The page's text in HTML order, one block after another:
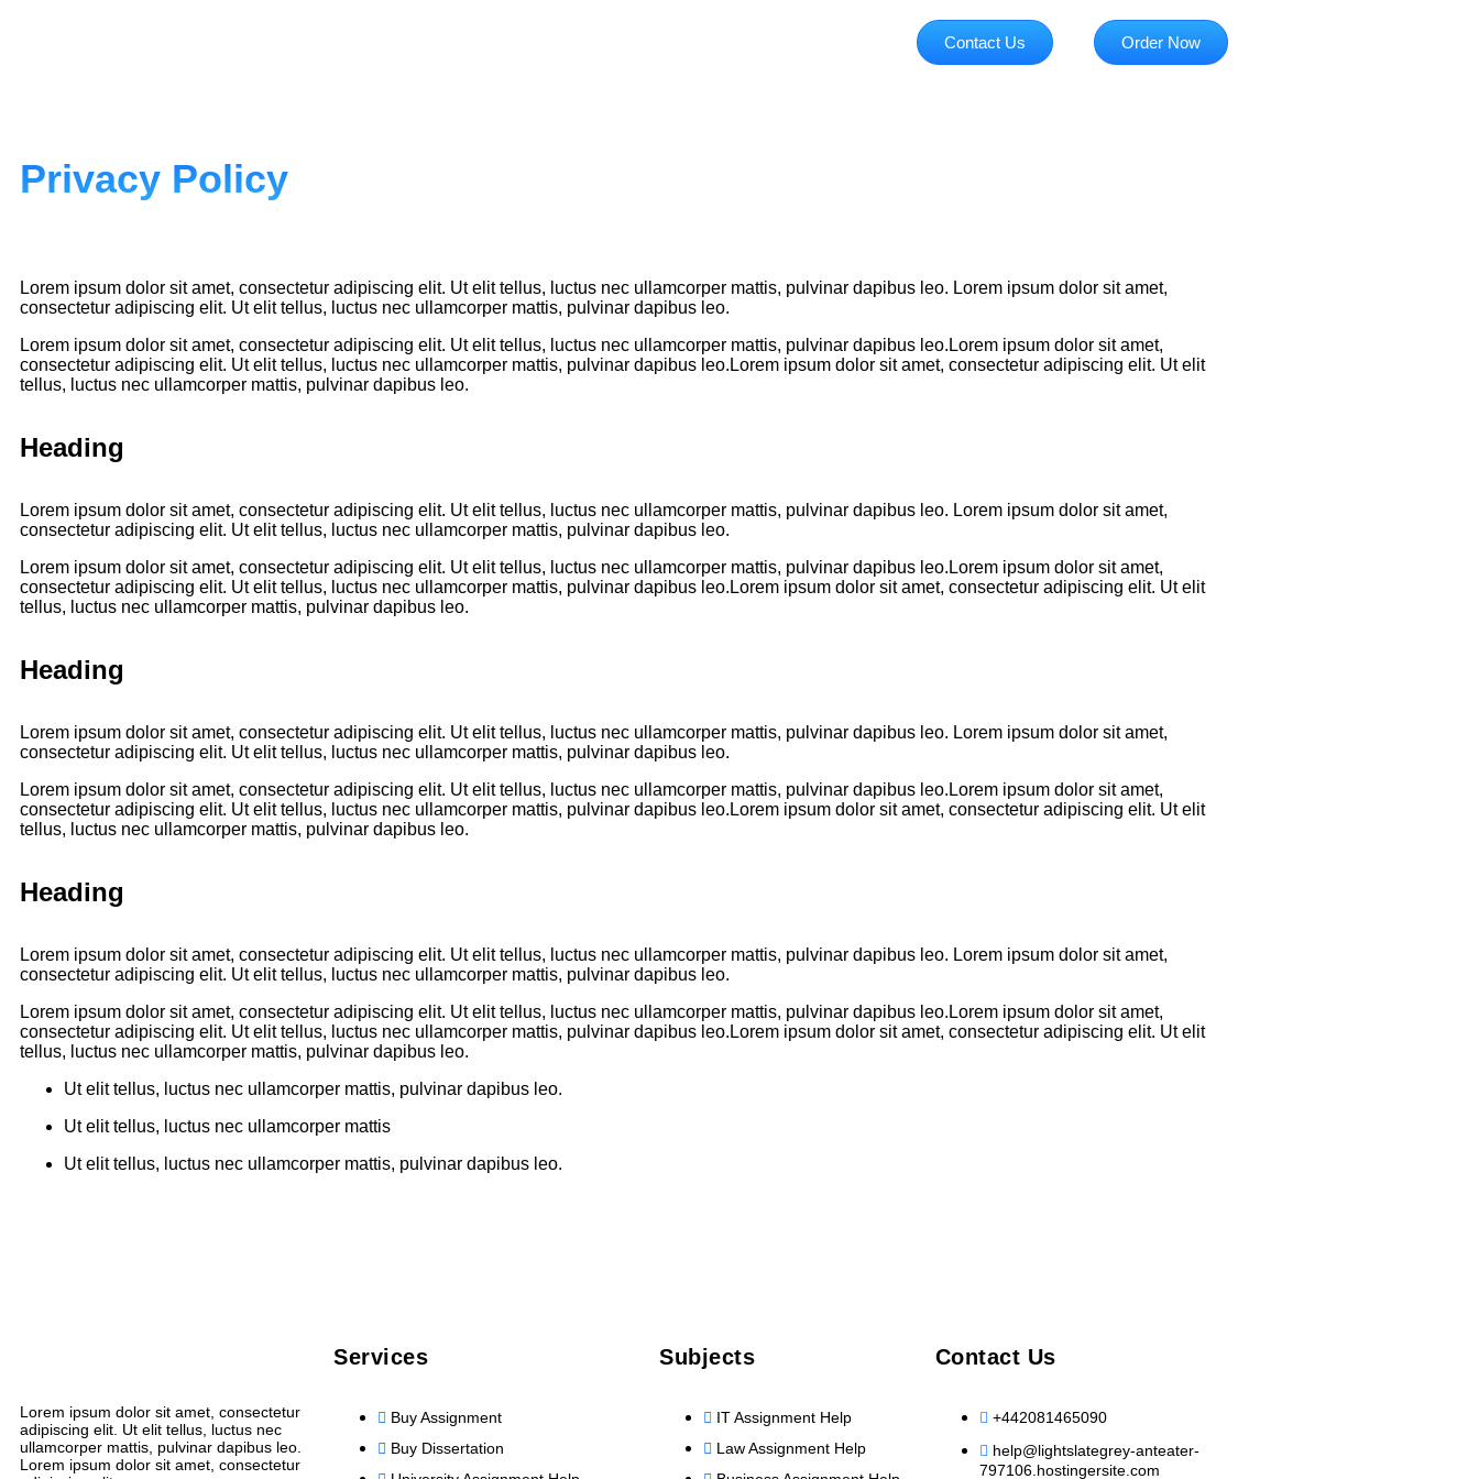
Contact Us Order Now
Privacy Policy
Lorem ipsum dolor sit amet, consectetur adipiscing elit. Ut elit tellus, luctus nec ullamcorper mattis, pulvinar dapibus leo. Lorem ipsum dolor sit amet,
consectetur adipiscing elit. Ut elit tellus, luctus nec ullamcorper mattis, pulvinar dapibus leo.
Lorem ipsum dolor sit amet, consectetur adipiscing elit. Ut elit tellus, luctus nec ullamcorper mattis, pulvinar dapibus leo.Lorem ipsum dolor sit amet,
consectetur adipiscing elit. Ut elit tellus, luctus nec ullamcorper mattis, pulvinar dapibus leo.Lorem ipsum dolor sit amet, consectetur adipiscing elit. Ut elit
tellus, luctus nec ullamcorper mattis, pulvinar dapibus leo.
Heading
Lorem ipsum dolor sit amet, consectetur adipiscing elit. Ut elit tellus, luctus nec ullamcorper mattis, pulvinar dapibus leo. Lorem ipsum dolor sit amet,
consectetur adipiscing elit. Ut elit tellus, luctus nec ullamcorper mattis, pulvinar dapibus leo.
Lorem ipsum dolor sit amet, consectetur adipiscing elit. Ut elit tellus, luctus nec ullamcorper mattis, pulvinar dapibus leo.Lorem ipsum dolor sit amet,
consectetur adipiscing elit. Ut elit tellus, luctus nec ullamcorper mattis, pulvinar dapibus leo.Lorem ipsum dolor sit amet, consectetur adipiscing elit. Ut elit
tellus, luctus nec ullamcorper mattis, pulvinar dapibus leo.
Heading
Lorem ipsum dolor sit amet, consectetur adipiscing elit. Ut elit tellus, luctus nec ullamcorper mattis, pulvinar dapibus leo. Lorem ipsum dolor sit amet,
consectetur adipiscing elit. Ut elit tellus, luctus nec ullamcorper mattis, pulvinar dapibus leo.
Lorem ipsum dolor sit amet, consectetur adipiscing elit. Ut elit tellus, luctus nec ullamcorper mattis, pulvinar dapibus leo.Lorem ipsum dolor sit amet,
consectetur adipiscing elit. Ut elit tellus, luctus nec ullamcorper mattis, pulvinar dapibus leo.Lorem ipsum dolor sit amet, consectetur adipiscing elit. Ut elit
tellus, luctus nec ullamcorper mattis, pulvinar dapibus leo.
Heading
Lorem ipsum dolor sit amet, consectetur adipiscing elit. Ut elit tellus, luctus nec ullamcorper mattis, pulvinar dapibus leo. Lorem ipsum dolor sit amet,
consectetur adipiscing elit. Ut elit tellus, luctus nec ullamcorper mattis, pulvinar dapibus leo.
Lorem ipsum dolor sit amet, consectetur adipiscing elit. Ut elit tellus, luctus nec ullamcorper mattis, pulvinar dapibus leo.Lorem ipsum dolor sit amet,
consectetur adipiscing elit. Ut elit tellus, luctus nec ullamcorper mattis, pulvinar dapibus leo.Lorem ipsum dolor sit amet, consectetur adipiscing elit. Ut elit
tellus, luctus nec ullamcorper mattis, pulvinar dapibus leo.
Ut elit tellus, luctus nec ullamcorper mattis, pulvinar dapibus leo.
Ut elit tellus, luctus nec ullamcorper mattis
Ut elit tellus, luctus nec ullamcorper mattis, pulvinar dapibus leo.
Lorem ipsum dolor sit amet, consectetur
adipiscing elit. Ut elit tellus, luctus nec
ullamcorper mattis, pulvinar dapibus leo.
Lorem ipsum dolor sit amet, consectetur
Services
Buy Assignment
Buy Dissertation
Subjects
IT Assignment Help
Law Assignment Help
Contact Us
+442081465090
help@lightslategrey-anteater-
797106.hostingersite.com